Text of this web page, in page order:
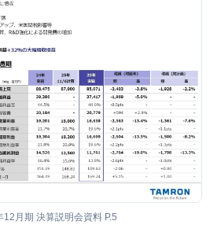
月期 決算説明会資料 P.5